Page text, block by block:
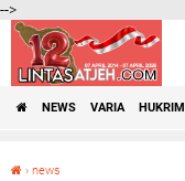
-->
NEWS VARIA HUKRIM
› news